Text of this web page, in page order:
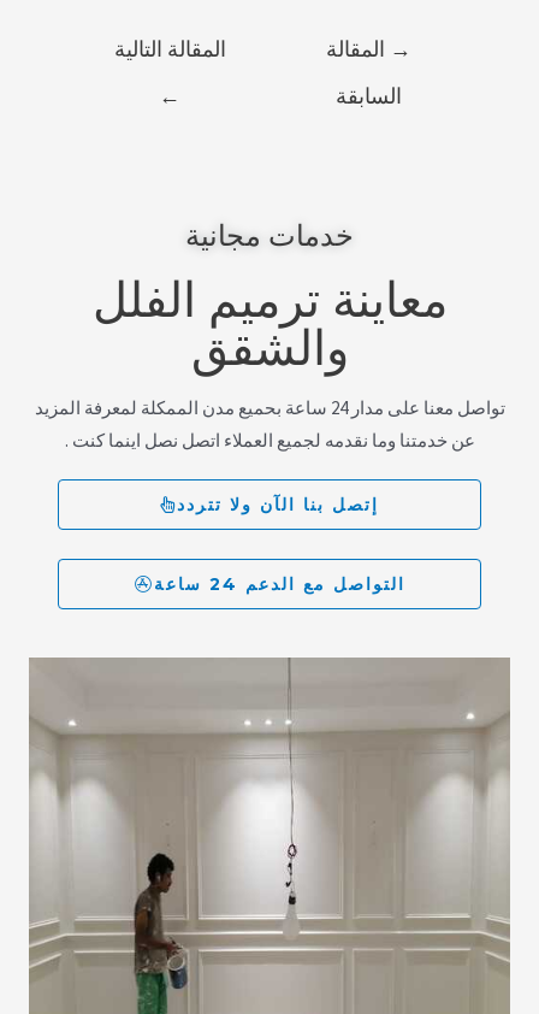
→ المقالة
السابقة
المقالة التالية
←
خدمات مجانية
معاينة ترميم الفلل
والشقق
تواصل معنا على مدار 24 ساعة بحميع مدن الممكلة لمعرفة المزيد
عن خدمتنا وما نقدمه لجميع العملاء اتصل نصل اينما كنت .
إتصل بنا الآن ولا تتردد
التواصل مع الدعم 24 ساعة